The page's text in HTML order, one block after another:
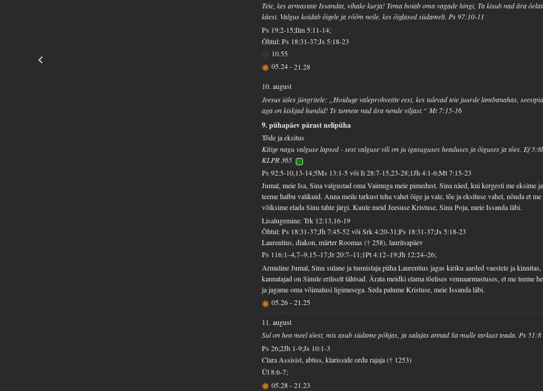
Teie, kes armastate Issandat, vihake kurja! Tema hoiab oma vagade hingi, Ta kisub nad ära
käest. Valgus koidab õigele ja rõõm neile, kes õiglased südamelt. Ps 97:10-11
Ps 19:2-15;Ilm 5:11-14;
Õhtul: Ps 18:31-37;Js 5:18-23
10.55
05.24-21.28
10. august
Jeesus ütles jüngritele: „Hoiduge valeprohvetite eest, kes tulevad teie juurde lambanahas,
aga on kiskjad hundid! Te tunnete nad ära nende viljast.“ Mt 7:15-16
9. pühapäev pärast nelipüha
Tõde ja eksitus
Käige nagu valguse lapsed - sest valguse vili on ju igasuguses headuses ja õiguses ja tões. Ef
KLPR 365
Ps 92:5-10,13-14;5Ms 13:1-5 või Ii 28:7-15,23-28;1Jh 4:1-6;Mt 7:15-23
Jumal, meie Isa, Sina valgustad oma Vaimuga meie pimedust. Sina näed, kui kergesti me eksime ja
teeme halbu valikuid. Anna meile tarkust teha vahet õige ja vale, tõe ja eksituse vahel, nõnda et me
võiksime elada Sinu tahte järgi. Kuule meid Jeesuse Kristuse, Sinu Poja, meie Issanda läbi.
Lisalugemine: Trk 12:13,16-19
Õhtul: Ps 18:31-37;Jh 7:45-52 või Srk 4:20-31;Ps 18:31-37;Js 5:18-23
Laurentius, diakon, märter Roomas († 258), lauritsapäev
Ps 116:1–4,7–9,15–17;Jr 20:7–11;1Pt 4:12–19;Jh 12:24–26;
Armuline Jumal, Sinu sulane ja tunnistaja püha Laurentius jagas kiriku aarded vaestele ja kinnitas,
kannatajad on Sinule eriliselt tähtsad. Ärata meidki elama tõelises vennaarmastuses, et me teeme
ja jagame oma võimalusi ligimesega. Seda palume Kristuse, meie Issanda läbi.
05.26-21.25
11. august
Sul on hea meel tõest, mis asub südame põhjas, ja salajas annad Sa mulle tarkust teada. Ps 51:8
Ps 26;2Jh 1-9;Js 10:1-3
Clara Assisist, abtiss, klarisside ordu rajaja († 1253)
Ül 8:6-7;
05.28-21.23